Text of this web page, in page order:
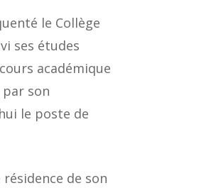
le Collège
ses études
académique
par son
le poste de
de son